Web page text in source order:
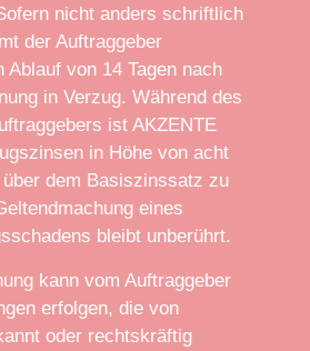
nicht anders schriftlich
der Auftraggeber
Ablauf von 14 Tagen nach
in Verzug. Während des
ist AKZENTE
in Höhe von acht
über dem Basiszinssatz zu
eines
bleibt unberührt.
kann vom Auftraggeber
erfolgen, die von
oder rechtskräftig